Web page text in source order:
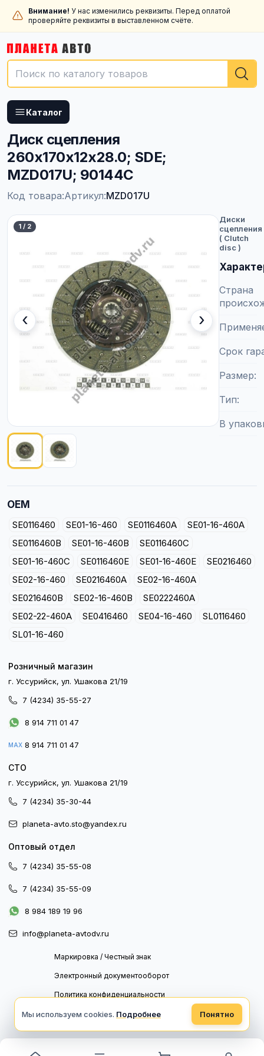
Внимание! У нас изменились реквизиты. Перед оплатой
проверяйте реквизиты в выставленном счёте.
Каталог
Диск сцепления
260x170x12x28.0; SDE;
MZD017U; 90144C
Код товара:Артикул:MZD017U
1 / 2
‹ ›
Диски
сцепления
( Clutch
disc )
Страна
Срок
Размер
Тип
В
OEM
SE0116460 SE01-16-460 SE0116460A
SE01-16-460A
SE0116460B
SE01-16-460B
SE0116460C
SE01-16-460C
SE0116460E SE01-16-460E
SE0216460
SE02-16-460
SE0216460A
SE02-16-460A
SE0216460B
SE02-16-460B
SE0222460A
SE02-22-460A
SE0416460 SE04-16-460
SL0116460
SL01-16-460
Розничный магазин
г. Уссурийск, ул. Ушакова 21/19
7 (4234) 35-55-27
8 914 711 01 47
MAX 8 914 711 01 47
СТО
г. Уссурийск, ул. Ушакова 21/19
7 (4234) 35-30-44
planeta-avto.sto@yandex.ru
Оптовый отдел
7 (4234) 35-55-08
7 (4234) 35-55-09
8 984 189 19 96
info@planeta-avtodv.ru
Маркировка / Честный знак
Электронный документооборот
Политика конфиденциальности
Политика обработки персональных данных
Мы используем cookies. Подробнее Понятно